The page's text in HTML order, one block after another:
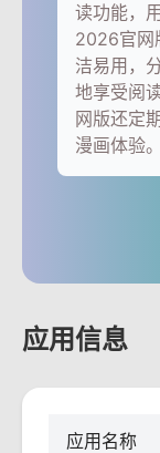
读功能，
2026官网
洁易用，
地享受阅
网版还定
漫画体验。
应用信息
应用名称